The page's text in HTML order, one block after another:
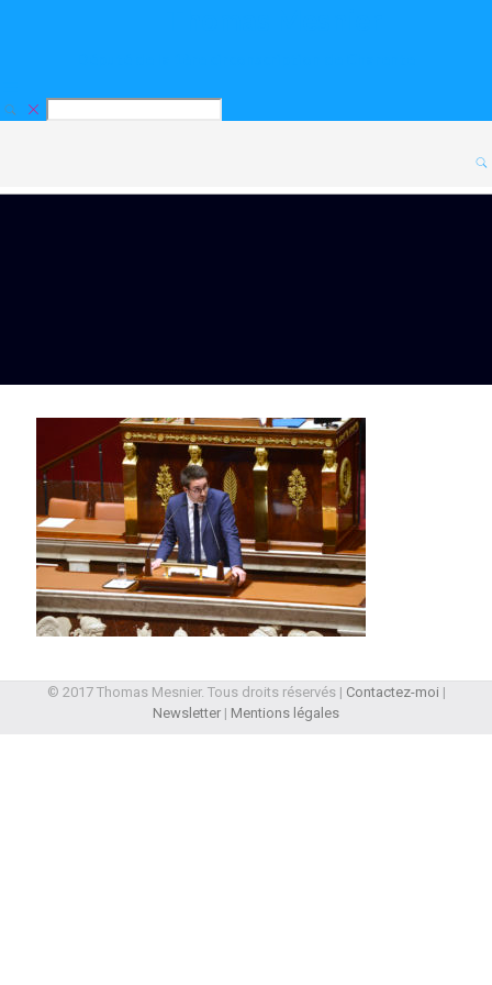
© 2017 Thomas Mesnier. Tous droits réservés | Contactez-moi |
Newsletter | Mentions légales